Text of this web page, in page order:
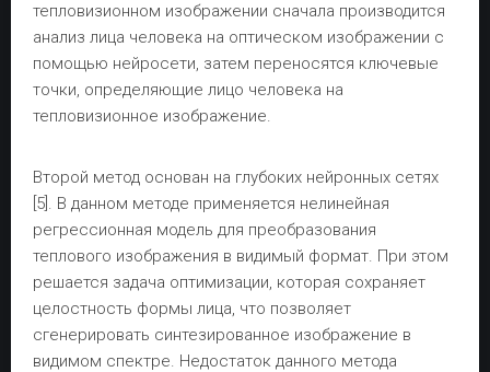
тепловизионном изображении сначала производится
анализ лица человека на оптическом изображении с
помощью нейросети, затем переносятся ключевые
точки, определяющие лицо человека на
тепловизионное изображение.
Второй метод основан на глубоких нейронных сетях
[5]. В данном методе применяется нелинейная
регрессионная модель для преобразования
теплового изображения в видимый формат. При этом
решается задача оптимизации, которая сохраняет
целостность формы лица, что позволяет
сгенерировать синтезированное изображение в
видимом спектре. Недостаток данного метода